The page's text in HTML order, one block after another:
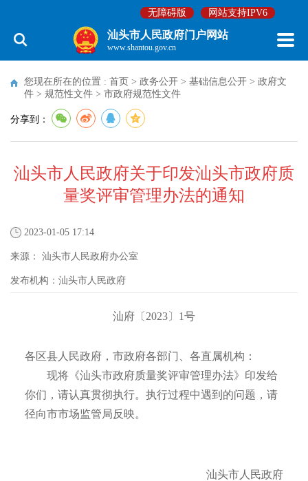
无障碍版 网站支持IPV6
汕头市人民政府门户网站
www.shantou.gov.cn
您现在所在的位置 : 首页 > 政务公开 > 基础信息公开 > 政府文
件 > 规范性文件 > 市政府规范性文件
分享到：
汕头市人民政府关于印发汕头市政府质
量奖评审管理办法的通知
2023-01-05 17:14
来源： 汕头市人民政府办公室
发布机构： 汕头市人民政府
汕府〔2023〕1号
各区县人民政府，市政府各部门、各直属机构：
现将《汕头市政府质量奖评审管理办法》印发给
你们，请认真贯彻执行。执行过程中遇到的问题，请
径向市市场监管局反映。
汕头市人民政府